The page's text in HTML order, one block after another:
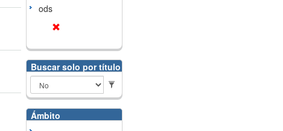
ods
Buscar solo por título
Ámbito